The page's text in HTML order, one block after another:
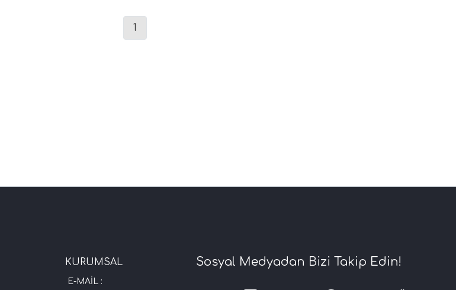
1
KURUMSAL
E-MAİL :
Sosyal Medyadan Bizi Takip Edin!